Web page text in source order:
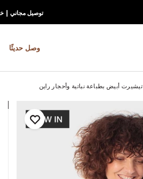
توصيل مجاني |
وصل حديثًا
تيشيرت أبيض بطباعة نباتية وأحجار راين